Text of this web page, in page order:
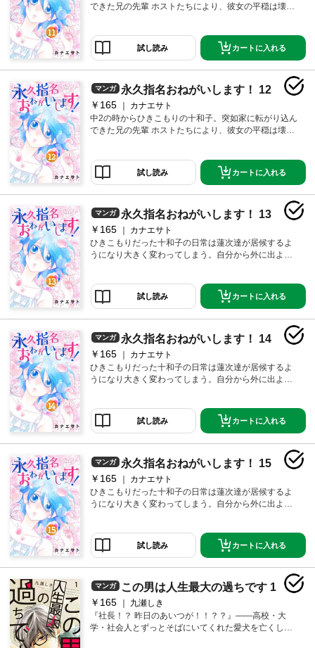
できた兄の先輩 ホストたちにより、彼女の平穏は壊さ
「永久指名おねがいします！【特装版】」第2巻に収録
されています。
試し読み カートに入れる
マンガ 永久指名おねがいします！ 12
￥165
カナエサト
中2の時からひきこもりの十和子。突如家に転がり込ん
できた兄の先輩 ホストたちにより、彼女の平穏は壊さ
「永久指名おねがいします！【特装版】」第2巻に収録
されています。
試し読み カートに入れる
マンガ 永久指名おねがいします！ 13
￥165
カナエサト
ひきこもりだった十和子の日常は蓮次達が居候するよ
うになり大きく変わってしまう。自分から外に出よう
んなある日、前々から蓮次の事を追いかけ回していた
キャバ嬢のモエが自宅に現れ頭の中は大パニック！！
事になって…！？ 【恋するソワレ】※この作品は「永久
指名おねがいします！【特装版】」第3巻に収録されて
います。
試し読み カートに入れる
マンガ 永久指名おねがいします！ 14
￥165
カナエサト
ひきこもりだった十和子の日常は蓮次達が居候するよ
うになり大きく変わってしまう。自分から外に出よう
んなある日、前々から蓮次の事を追いかけ回していた
キャバ嬢のモエが自宅に現れ頭の中は大パニック！！
事になって…！？ 【恋するソワレ】※この作品は「永久
指名おねがいします！【特装版】」第3巻に収録されて
います。
試し読み カートに入れる
マンガ 永久指名おねがいします！ 15
￥165
カナエサト
ひきこもりだった十和子の日常は蓮次達が居候するよ
うになり大きく変わってしまう。自分から外に出よう
んなある日、前々から蓮次の事を追いかけ回していた
キャバ嬢のモエが自宅に現れ頭の中は大パニック！！
事になって…！？ 【恋するソワレ】※この作品は「永久
指名おねがいします！【特装版】」第3巻に収録されて
います。
試し読み カートに入れる
マンガ この男は人生最大の過ちです 1
￥165
九瀬しき
『社長！？ 昨日のあいつが！！？？』――高校・大
学・社会人とずっとそばにいてくれた愛犬を亡くし、